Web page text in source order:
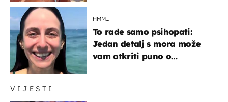
VIJESTI
HMM…
To rade samo psihopati:
Jedan detalj s mora može
vam otkriti puno o